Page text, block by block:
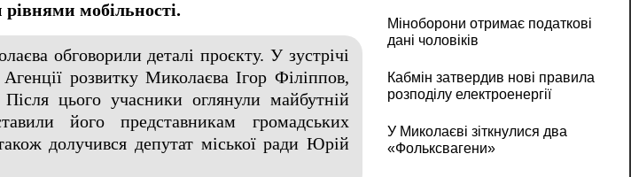
мобільності.
обговорили деталі проєкту. У зустрічі
розвитку Миколаєва Ігор Філіппов,
цього учасники оглянули майбутній
його представникам громадських
долучився депутат міської ради Юрій
Міноборони отримає податкові
дані чоловіків
Кабмін затвердив нові правила
розподілу електроенергії
У Миколаєві зіткнулися два
«Фольксвагени»